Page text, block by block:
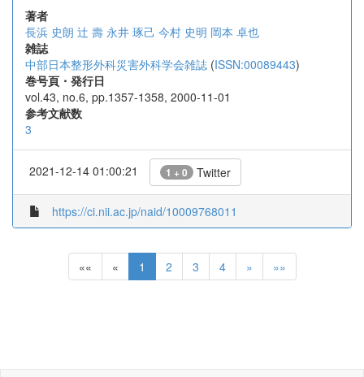
著者
長浜 史朗 辻 壽 永井 琢己 今村 史明 岡本 卓也
雑誌
中部日本整形外科災害外科学会雑誌 (ISSN:00089443)
巻号頁・発行日
vol.43, no.6, pp.1357-1358, 2000-11-01
参考文献数
3
2021-12-14 01:00:21 1 + 0 Twitter
https://ci.nii.ac.jp/naid/10009768011
«« « 1 2 3 4 » »»